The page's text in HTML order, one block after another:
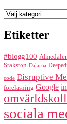
Kategorier
Etiketter
#blogg100 Almedalen
Stakston Dalarna
code Disruptive
föreläsning Google
omvärldskoll
sociala